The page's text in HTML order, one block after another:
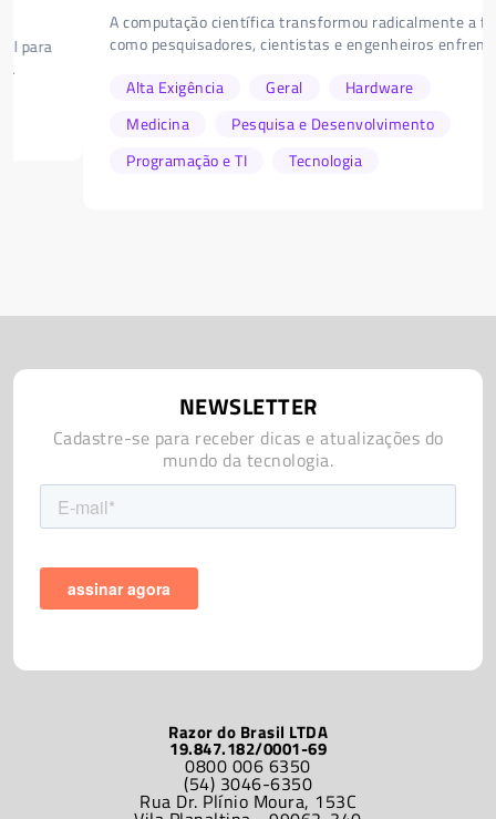
A computação científica transformou radicalmente a forma
como pesquisadores, cientistas e engenheiros enfrentam...
Alta Exigência
Geral
Hardware
Pesquisa e Desenvolvimento
Programação e TI
Tecnologia
Razor do Brasil LTDA
19.847.182/0001-69
0800 006 6350
(54) 3046-6350
Rua Dr. Plínio Moura, 153C
NEWSLETTER
Cadastre-se para receber dicas e atualizações do
mundo da tecnologia.